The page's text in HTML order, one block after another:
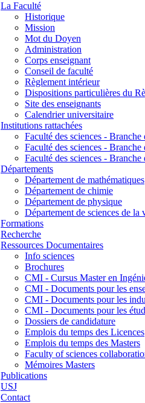
La Faculté
Historique
Mission
Mot du Doyen
Administration
Corps enseignant
Conseil de faculté
Règlement intérieur
Dispositions particulières du
Site des enseignants
Calendrier universitaire
Institutions rattachées
Faculté des sciences -
Faculté des sciences -
Faculté des sciences -
Départements
Département de mathématiques
Département de chimie
Département de physique
Département de sciences de la
Formations
Recherche
Ressources Documentaires
Info sciences
Brochures
CMI - Cursus Master en
CMI - Documents pour les
CMI - Documents pour les
CMI - Documents pour les
Dossiers de candidature
Emplois du temps des Licences
Emplois du temps des Masters
Faculty of sciences
Mémoires Masters
Publications
USJ
Contact